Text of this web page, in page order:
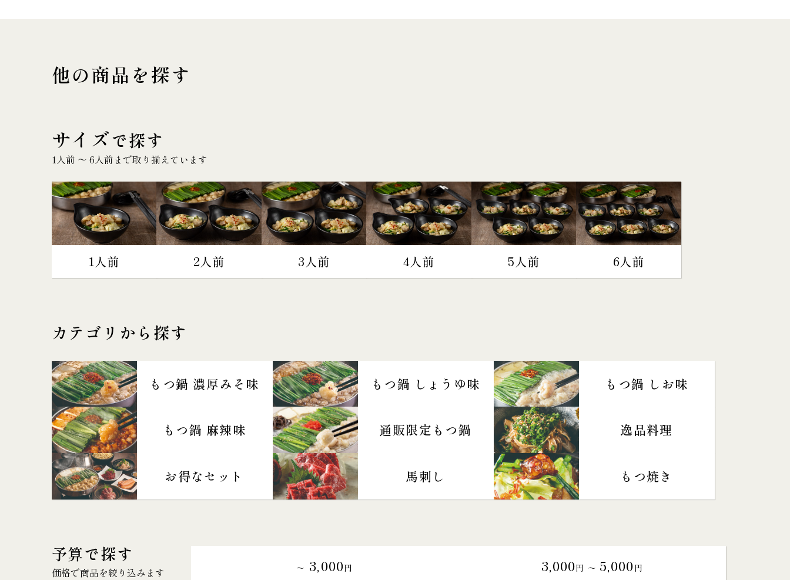
他の商品を探す
サイズで探す
1人前 〜 6人前まで取り揃えています
1人前 2人前 3人前 4人前 5人前 6人前
カテゴリから探す
もつ鍋 濃厚みそ味 もつ鍋 しょうゆ味 もつ鍋 しお味
もつ鍋 麻辣味 通販限定もつ鍋 逸品料理
お得なセット 馬刺し もつ焼き
予算で探す
価格で商品を絞り込みます ～ 3,000円 3,000円 〜 5,000円